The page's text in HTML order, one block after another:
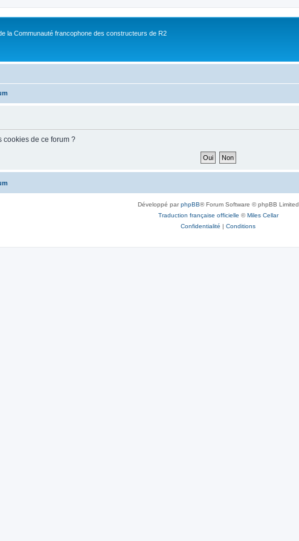
la Communauté francophone des constructeurs de R2
cookies de ce forum ?
Développé parphpBB® Forum Software © phpBB Limited
Traduction française officielle ©Miles Cellar
Confidentialité | Conditions